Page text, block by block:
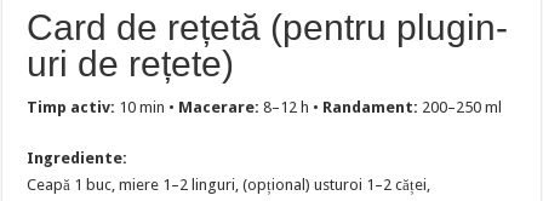
Card de rețetă (pentru plugin-
uri de rețete)
Timp activ: 10 min • Macerare: 8–12 h • Randament: 200–250 ml
Ingrediente:
Ceapă 1 buc, miere 1–2 linguri, (opțional) usturoi 1–2 căței,